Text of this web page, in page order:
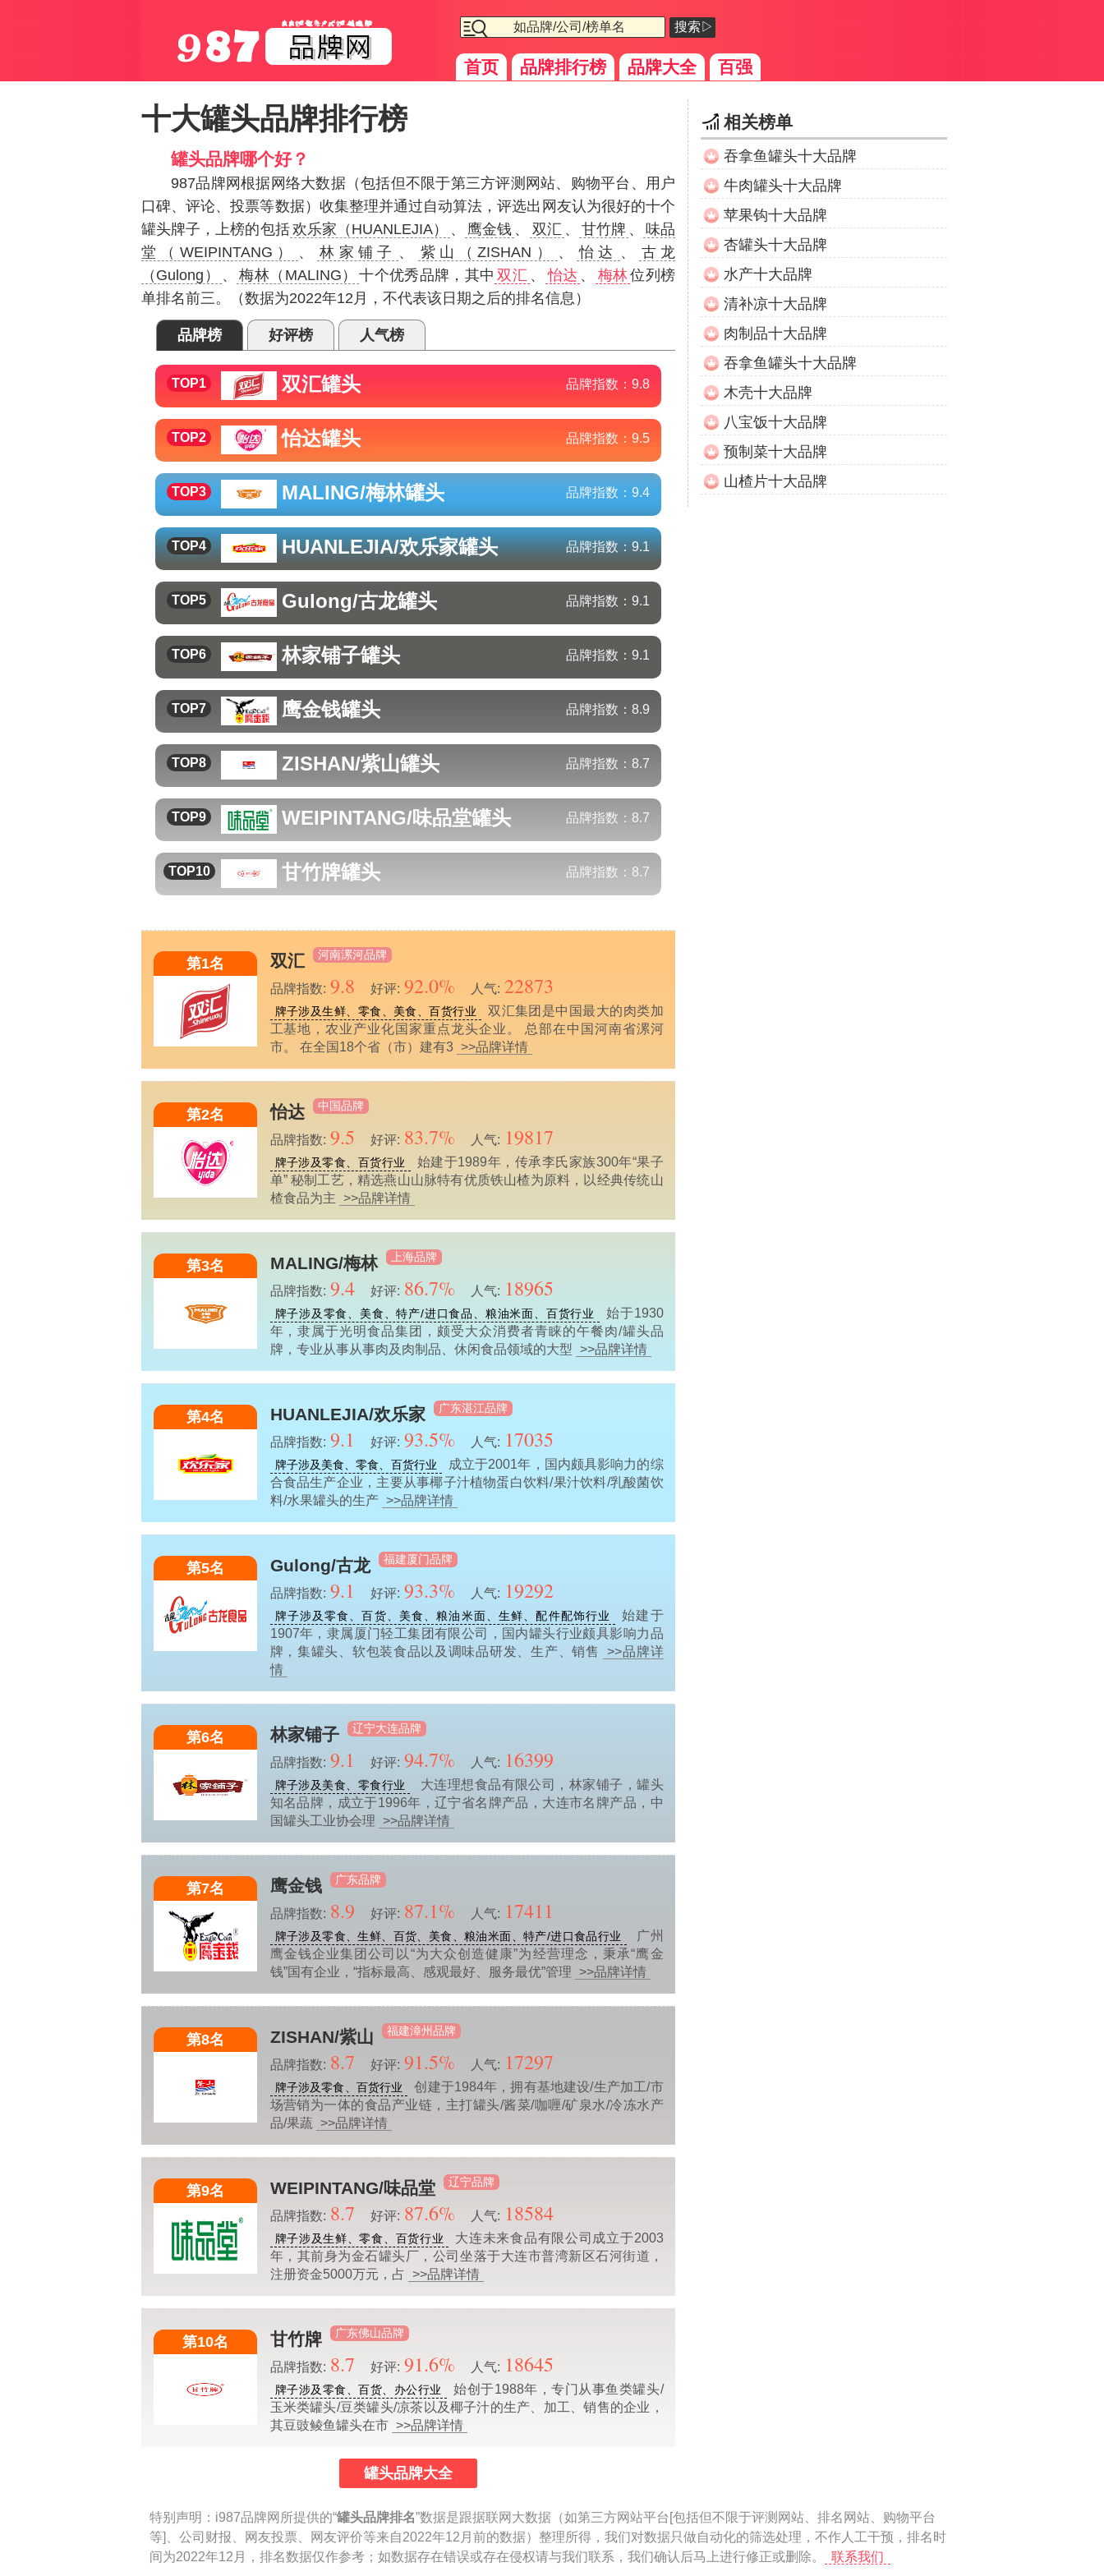
搜索▷
首页 品牌排行榜 品牌大全 百强
十大罐头品牌排行榜
罐头品牌哪个好？
987品牌网根据网络大数据（包括但不限于第三方评测网站、购物平台、用户
口碑、评论、投票等数据）收集整理并通过自动算法，评选出网友认为很好的十个
罐头牌子，上榜的包括欢乐家（HUANLEJIA） 、 鹰金钱 、 双汇 、 甘竹牌 、
味品
堂（WEIPINTANG）
、 林家铺子 、 紫山（ZISHAN） 、 怡达 、
古龙
（Gulong）
、 梅林（MALING） 十个优秀品牌，其中 双汇 、 怡达 、 梅林 位列榜
单排名前三。（数据为2022年12月，不代表该日期之后的排名信息）
品牌榜 好评榜 人气榜
TOP1 双汇罐头 品牌指数： 9.8
TOP2 怡达罐头 品牌指数： 9.5
TOP3 MALING/梅林罐头 品牌指数： 9.4
TOP4 HUANLEJIA/欢乐家罐头 品牌指数：9.1
TOP5 Gulong/古龙罐头 品牌指数： 9.1
TOP6 林家铺子罐头 品牌指数： 9.1
TOP7 鹰金钱罐头 品牌指数： 8.9
TOP8 ZISHAN/紫山罐头 品牌指数： 8.7
TOP9 WEIPINTANG/味品堂罐头 品牌指数： 8.7
TOP10 甘竹牌罐头 品牌指数： 8.7
第1名 双汇 河南漯河品牌
品牌指数: 9.8 好评: 92.0% 人气: 22873
牌子涉及生鲜、零食、美食、百货行业
双汇集团是中国最大的肉类加
工基地，农业产业化国家重点龙头企业。 总部在中国河南省漯河
市。 在全国18个省（市）建有3 >>品牌详情
第2名 怡达 中国品牌
品牌指数: 9.5 好评: 83.7% 人气: 19817
牌子涉及零食、百货行业
始建于1989年，传承李氏家族300年“果子
单” 秘制工艺，精选燕山山脉特有优质铁山楂为原料，以经典传统山
楂食品为主 >>品牌详情
第3名 MALING/梅林 上海品牌
品牌指数: 9.4 好评: 86.7% 人气: 18965
牌子涉及零食、美食、特产/进口食品、粮油米面、百货行业
始于1930
年，隶属于光明食品集团，颇受大众消费者青睐的午餐肉/罐头品
牌，专业从事从事肉及肉制品、休闲食品领域的大型 >>品牌详情
第4名 HUANLEJIA/欢乐家 广东湛江品牌
品牌指数: 9.1 好评: 93.5% 人气: 17035
牌子涉及美食、零食、百货行业
成立于2001年，国内颇具影响力的综
合食品生产企业，主要从事椰子汁植物蛋白饮料/果汁饮料/乳酸菌饮
料/水果罐头的生产 >>品牌详情
第5名 Gulong/古龙 福建厦门品牌
品牌指数: 9.1 好评: 93.3% 人气: 19292
牌子涉及零食、百货、美食、粮油米面、生鲜、配件配饰行业
始建于
1907年，隶属厦门轻工集团有限公司，国内罐头行业颇具影响力品
牌，集罐头、软包装食品以及调味品研发、生产、销售
>>品牌详
情
第6名 林家铺子 辽宁大连品牌
品牌指数: 9.1 好评: 94.7% 人气: 16399
牌子涉及美食、零食行业
大连理想食品有限公司，林家铺子，罐头
知名品牌，成立于1996年，辽宁省名牌产品，大连市名牌产品，中
国罐头工业协会理 >>品牌详情
第7名 鹰金钱 广东品牌
品牌指数: 8.9 好评: 87.1% 人气: 17411
牌子涉及零食、生鲜、百货、美食、粮油米面、特产/进口食品行业
广州
鹰金钱企业集团公司以“为大众创造健康”为经营理念，秉承“鹰金
钱”国有企业，“指标最高、感观最好、服务最优”管理
>>品牌详情
第8名 ZISHAN/紫山 福建漳州品牌
品牌指数: 8.7 好评: 91.5% 人气: 17297
牌子涉及零食、百货行业
创建于1984年，拥有基地建设/生产加工/市
场营销为一体的食品产业链，主打罐头/酱菜/咖喱/矿泉水/冷冻水产
品/果蔬 >>品牌详情
第9名 WEIPINTANG/味品堂 辽宁品牌
品牌指数: 8.7 好评: 87.6% 人气: 18584
牌子涉及生鲜、零食、百货行业
大连未来食品有限公司成立于2003
年，其前身为金石罐头厂，公司坐落于大连市普湾新区石河街道，
注册资金5000万元，占 >>品牌详情
第10名 甘竹牌 广东佛山品牌
品牌指数: 8.7 好评: 91.6% 人气: 18645
牌子涉及零食、百货、办公行业
始创于1988年，专门从事鱼类罐头/
玉米类罐头/豆类罐头/凉茶以及椰子汁的生产、加工、销售的企业，
其豆豉鲮鱼罐头在市 >>品牌详情
罐头品牌大全
相关榜单
吞拿鱼罐头十大品牌
牛肉罐头十大品牌
苹果钩十大品牌
杏罐头十大品牌
水产十大品牌
清补凉十大品牌
肉制品十大品牌
吞拿鱼罐头十大品牌
木壳十大品牌
八宝饭十大品牌
预制菜十大品牌
山楂片十大品牌
特别声明： i987品牌网所提供的“罐头品牌排名”数据是跟据联网大数据（如第三方网站平台[包括但不限于评测网站、排名网站、购物平台
等]、公司财报、网友投票、网友评价等来自2022年12月前的数据）整理所得，我们对数据只做自动化的筛选处理，不作人工干预，排名时
间为2022年12月，排名数据仅作参考；如数据存在错误或存在侵权请与我们联系，我们确认后马上进行修正或删除。
联系我们